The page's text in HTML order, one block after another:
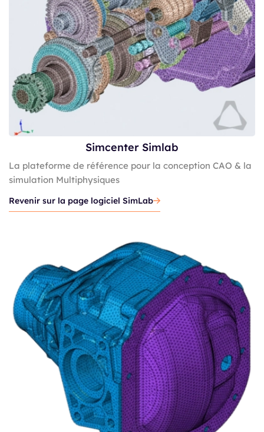
Simcenter Simlab
La plateforme de référence pour la conception CAO & la
simulation Multiphysiques
Revenir sur la page logiciel SimLab